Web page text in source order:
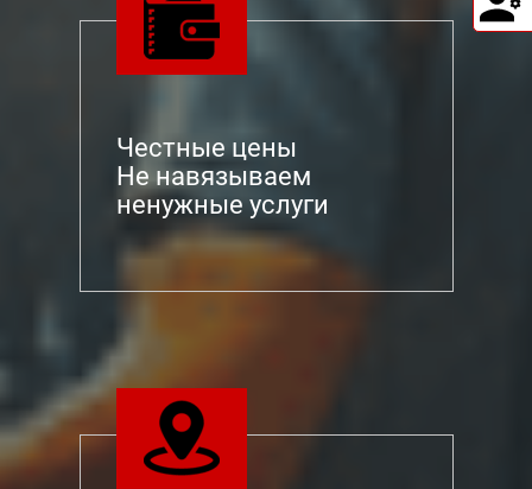
Честные цены
Не навязываем
ненужные услуги